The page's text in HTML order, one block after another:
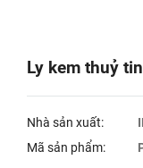
Ly kem thuỷ
Nhà sản xuất:
Mã sản phẩm: